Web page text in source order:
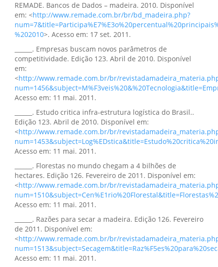
REMADE. Bancos de Dados – madeira. 2010. Disponível
em: <http://www.remade.com.br/br/bd_madeira.php?
%202010>. Acesso em: 17 set. 2011.
______. Empresas buscam novos parâmetros de
competitividade. Edição 123. Abril de 2010. Disponível
em:
<http://www.remade.com.br/br/
Acesso em: 11 mai. 2011.
______. Estudo critica infra-estrutura logística do Brasil..
Edição 123. Abril de 2010. Disponível em:
<http://www.remade.com.br/br/
Acesso em: 11 mai. 2011.
______. Florestas no mundo chegam a 4 bilhões de
hectares. Edição 126. Fevereiro de 2011. Disponível em:
<http://www.remade.com.br/br/
Acesso em: 11 mai. 2011.
______. Razões para secar a madeira. Edição 126. Fevereiro
de 2011. Disponível em:
<http://www.remade.com.br/br/
Acesso em: 11 mai. 2011.